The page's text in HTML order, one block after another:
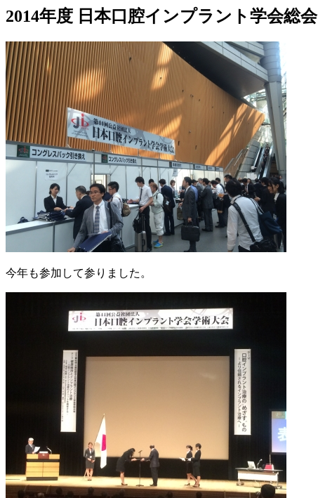
2014年度 日本口腔インプラント学会総会
今年も参加して参りました。